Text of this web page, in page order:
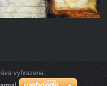
vyhrazena.